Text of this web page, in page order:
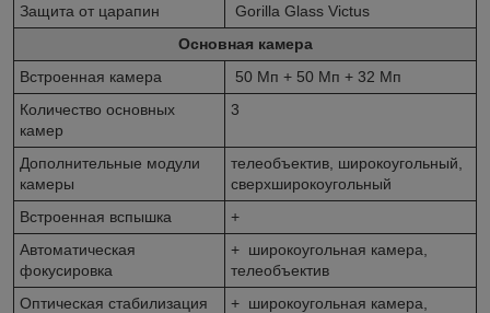
Защита от царапин
Gorilla Glass Victus
Основная камера
Встроенная камера
50 Мп + 50 Мп + 32 Мп
Количество основных
камер
3
Дополнительные модули
камеры
телеобъектив, широкоугольный,
сверхширокоугольный
Встроенная вспышка
+
Автоматическая
фокусировка
+ широкоугольная камера,
телеобъектив
Оптическая стабилизация
+ широкоугольная камера,